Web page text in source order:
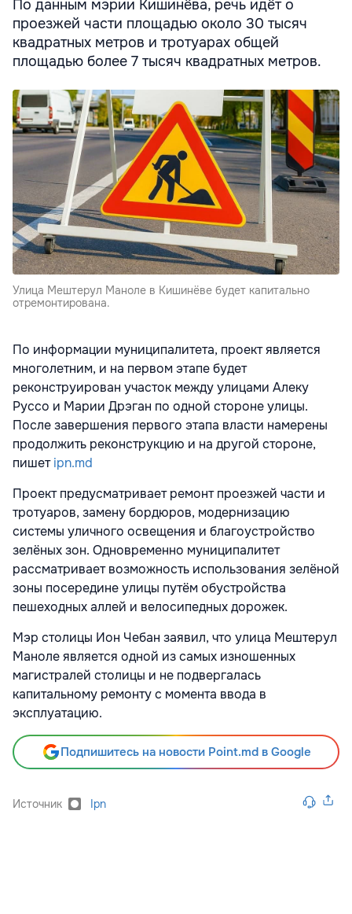
По данным мэрии Кишинёва, речь идёт о
проезжей части площадью около 30 тысяч
квадратных метров и тротуарах общей
площадью более 7 тысяч квадратных метров.
Улица Мештерул Маноле в Кишинёве будет капитально
отремонтирована.
По информации муниципалитета, проект является
многолетним, и на первом этапе будет
реконструирован участок между улицами Алеку
Руссо и Марии Дрэган по одной стороне улицы.
После завершения первого этапа власти намерены
продолжить реконструкцию и на другой стороне,
пишетipn.md
Проект предусматривает ремонт проезжей части и
тротуаров, замену бордюров, модернизацию
системы уличного освещения и благоустройство
зелёных зон. Одновременно муниципалитет
рассматривает возможность использования зелёной
зоны посередине улицы путём обустройства
пешеходных аллей и велосипедных дорожек.
Мэр столицы Ион Чебан заявил, что улица Мештерул
Маноле является одной из самых изношенных
магистралей столицы и не подвергалась
капитальному ремонту с момента ввода в
эксплуатацию.
Подпишитесь на новости Point.md в Google
Источник Ipn